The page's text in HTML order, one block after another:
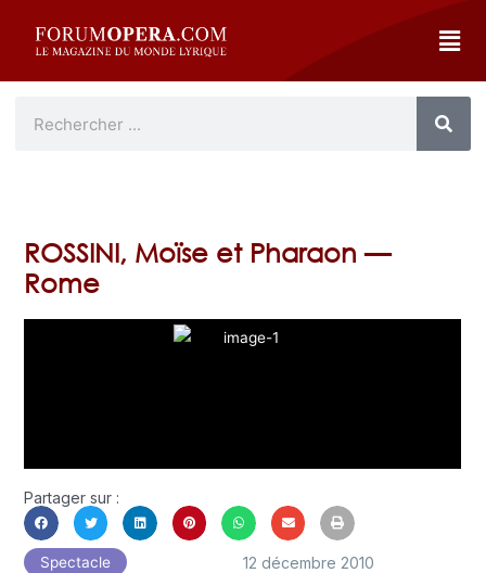
ROSSINI, Moïse et Pharaon —
Rome
Partager sur :
Spectacle 12 décembre 2010